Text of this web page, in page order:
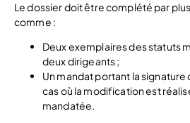
Le dossier doit être complété par
comme :
Deux exemplaires des statuts
deux dirigeants ;
Un mandat portant la signature
cas où la modification est
mandatée.